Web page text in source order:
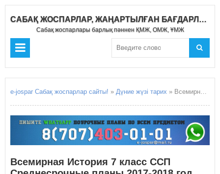
САБАҚ ЖОСПАРЛАР, ЖАҢАРТЫЛҒАН БАҒДАРЛАМА 2019-2020
Сабақ жоспарлары барлық пәннен ҚМЖ, ОМЖ, ҰМЖ
e-jospar Сабақ жоспарлар сайты! » Дүние жүзі тарих » Всемирная История 7 класс ССП Среднесрочные планы 2017-2018 год
Всемирная История 7 класс ССП